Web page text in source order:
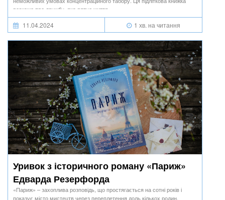
розкаже про дружбу, яка рятує життя.
11.04.2024 1 хв. на читання
Уривок з історичного роману «Париж»
Едварда Резерфорда
«Париж» – захоплива розповідь, що простягається на сотні років і
показує місто мистецтв через переплетення доль кількох родин.